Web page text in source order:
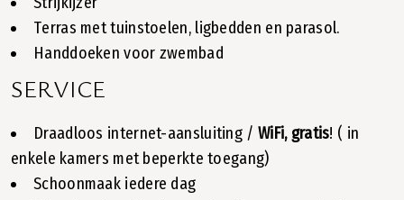
Τerras met tuinstoelen, ligbedden en parasol.
Handdoeken voor zwembad
SERVICE
Draadloos internet-aansluiting / WiFi, gratis! ( in
enkele kamers met beperkte toegang)
Schoonmaak iedere dag